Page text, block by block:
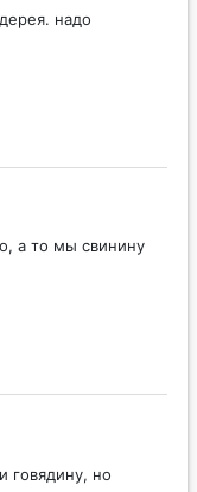
надо
а то мы свинину
говядину, но